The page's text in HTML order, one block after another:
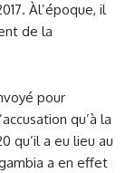
Àl’époque, il
de la
pour
qu’à la
qu’il a eu lieu au
a en effet